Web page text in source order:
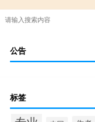
公告
标签